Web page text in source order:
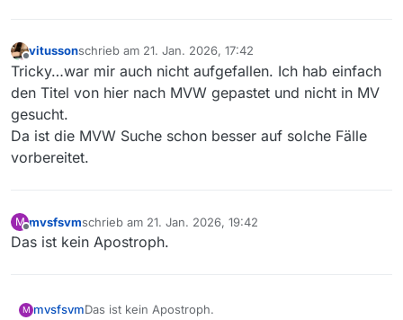
Offline
vitussonschrieb am 21. Jan. 2026, 17:42
zuletzt editiert von
Tricky…war mir auch nicht aufgefallen. Ich hab einfach
den Titel von hier nach MVW gepastet und nicht in MV
gesucht.
Da ist die MVW Suche schon besser auf solche Fälle
vorbereitet.
M
Offline
mvsfsvmschrieb am 21. Jan. 2026, 19:42
zuletzt editiert von
Das ist kein Apostroph.
M mvsfsvmDas ist kein Apostroph.